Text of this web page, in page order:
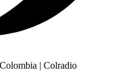
| Colradio